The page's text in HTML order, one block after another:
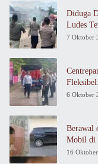
Diduga
Ludes
7 Oktober
6 Oktober
Berawal
Mobil di
16